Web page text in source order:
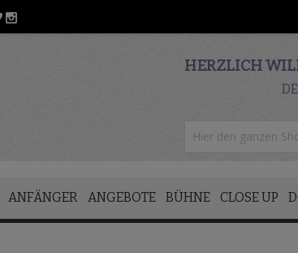
HERZLICH
ANFÄNGER ANGEBOTE BÜHNE CLOSE UP